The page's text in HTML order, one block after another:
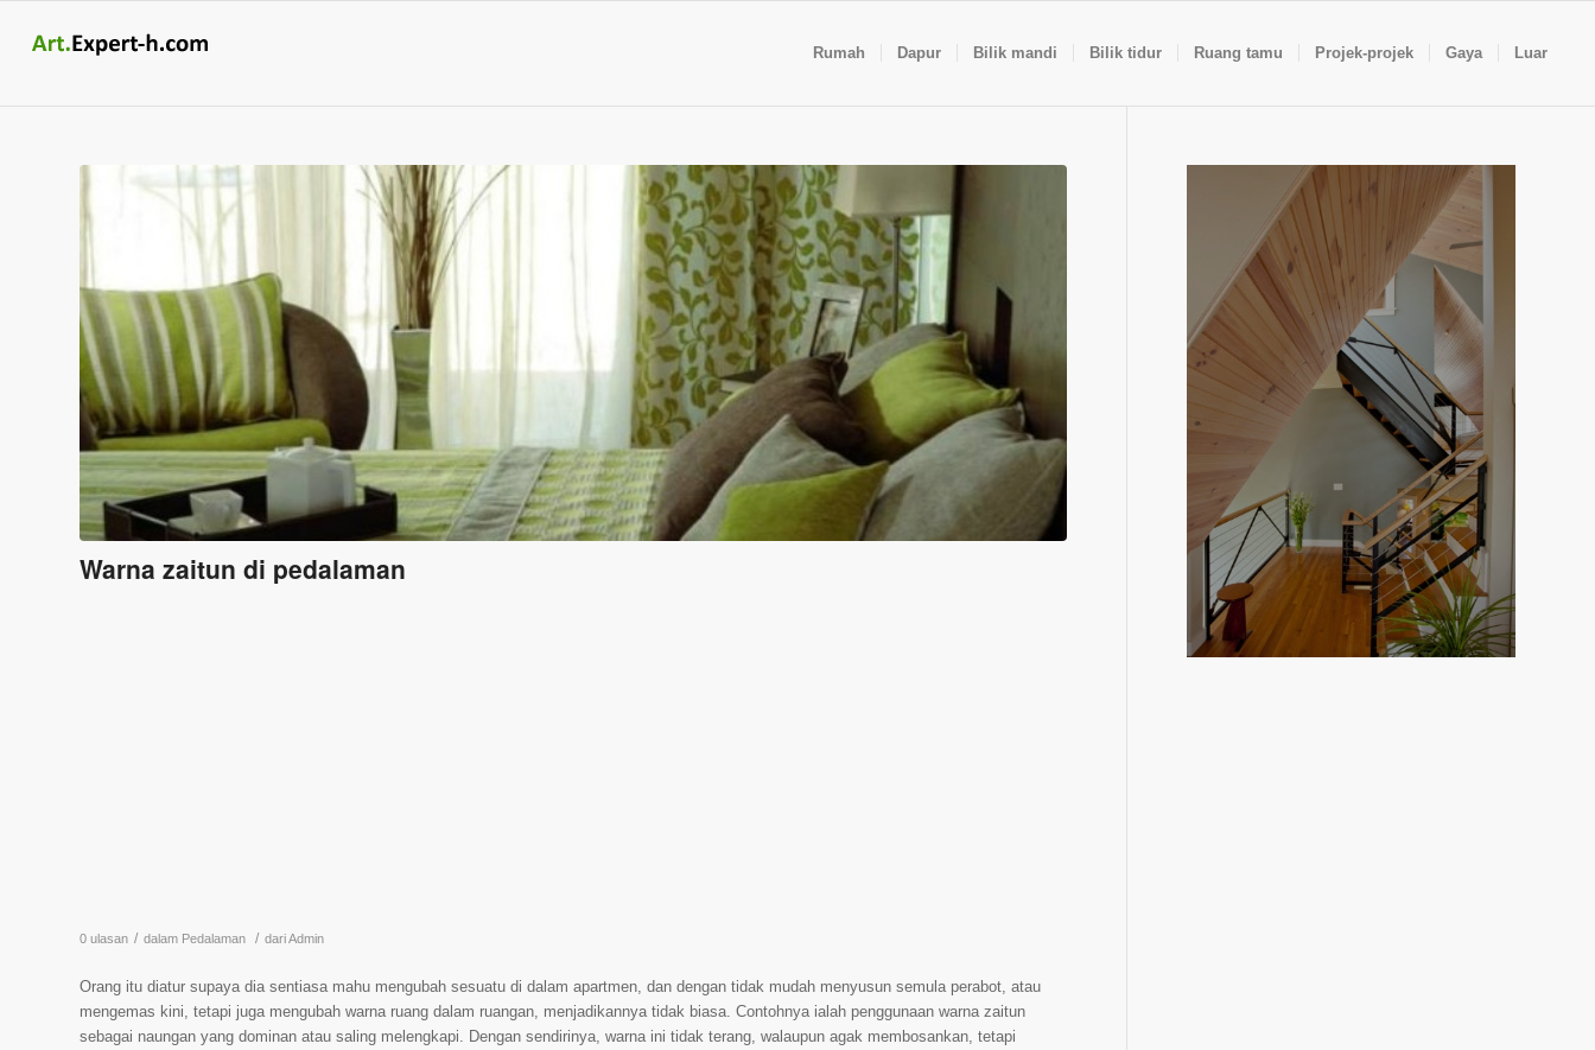
Rumah Dapur Bilik mandi Bilik tidur Ruang tamu Projek-projek Gaya Luar
Warna zaitun di pedalaman
0 ulasan / dalam Pedalaman / dariAdmin
Orang itu diatur supaya dia sentiasa mahu mengubah sesuatu di dalam apartmen, dan dengan tidak mudah menyusun semula perabot, atau
mengemas kini, tetapi juga mengubah warna ruang dalam ruangan, menjadikannya tidak biasa. Contohnya ialah penggunaan warna zaitun
sebagai naungan yang dominan atau saling melengkapi. Dengan sendirinya, warna ini tidak terang, walaupun agak membosankan, tetapi